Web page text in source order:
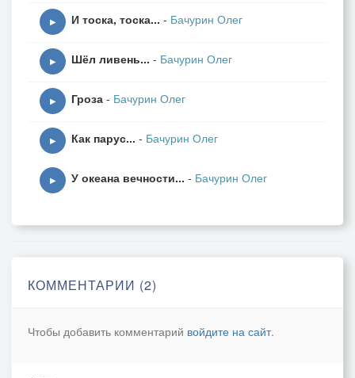
Метеором пролететь.
Встретить жгучие рассветы
Как желАнные приветы
Как ты в сумерках не спишь,
Сердце плачет и болит;
И всю ночь, с тобой в разлуке,
▶ И тоска, тоска... - Бачурин Олег
▶ Шёл ливень... - Бачурин Олег
▶ Гроза - Бачурин Олег
▶ Как парус... - Бачурин Олег
▶ У океана вечности... - Бачурин Олег
КОММЕНТАРИИ (2)
Чтобы добавить комментарий войдите на сайт.